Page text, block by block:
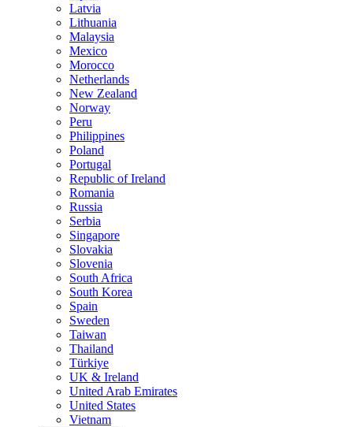
Latvia
Lithuania
Malaysia
Mexico
Morocco
Netherlands
New Zealand
Norway
Peru
Philippines
Poland
Portugal
Republic of Ireland
Romania
Russia
Serbia
Singapore
Slovakia
Slovenia
South Africa
South Korea
Spain
Sweden
Taiwan
Thailand
Türkiye
UK & Ireland
United Arab Emirates
United States
Vietnam